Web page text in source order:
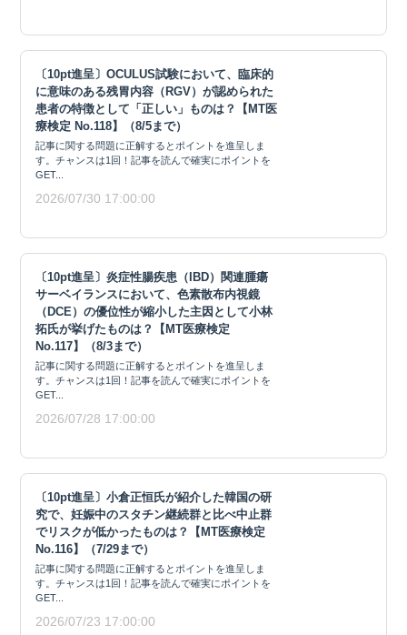
〔10pt進呈〕OCULUS試験において、臨床的
に意味のある残胃内容（RGV）が認められた
患者の特徴として「正しい」ものは？【MT医
療検定 No.118】（8/5まで）
記事に関する問題に正解するとポイントを進呈しま
す。チャンスは1回！記事を読んで確実にポイントを
GET...
2026/07/30 17:00:00
〔10pt進呈〕炎症性腸疾患（IBD）関連腫瘍
サーベイランスにおいて、色素散布内視鏡
（DCE）の優位性が縮小した主因として小林
拓氏が挙げたものは？【MT医療検定
No.117】（8/3まで）
記事に関する問題に正解するとポイントを進呈しま
す。チャンスは1回！記事を読んで確実にポイントを
GET...
2026/07/28 17:00:00
〔10pt進呈〕小倉正恒氏が紹介した韓国の研
究で、妊娠中のスタチン継続群と比べ中止群
でリスクが低かったものは？【MT医療検定
No.116】（7/29まで）
記事に関する問題に正解するとポイントを進呈しま
す。チャンスは1回！記事を読んで確実にポイントを
GET...
2026/07/23 17:00:00